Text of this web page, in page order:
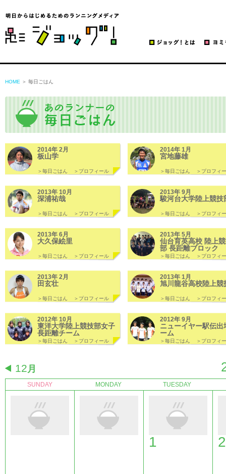
HOME ＞ 毎日ごはん
2014年 2月
板山学
＞毎日ごはん ＞プロフィール
2014年 1月
宮地藤雄
＞毎日ごはん ＞プロフィ
2013年 10月
深浦祐哉
＞毎日ごはん ＞プロフィール
2013年 9月
駿河台大学陸上競技
＞毎日ごはん ＞プロフィ
2013年 6月
大久保絵里
＞毎日ごはん ＞プロフィール
2013年 5月
仙台育英高校 陸上
部 長距離ブロック
＞毎日ごはん ＞プロフィ
2013年 2月
田玄壮
＞毎日ごはん ＞プロフィール
2013年 1月
旭川龍谷高校陸上競
＞毎日ごはん ＞プロフィ
2012年 10月
東洋大学陸上競技部女子
長距離チーム
＞毎日ごはん ＞プロフィール
2012年 9月
ニューイヤー駅伝出
ーム
＞毎日ごはん ＞プロフィ
12月
SUNDAY MONDAY TUESDAY
1 2